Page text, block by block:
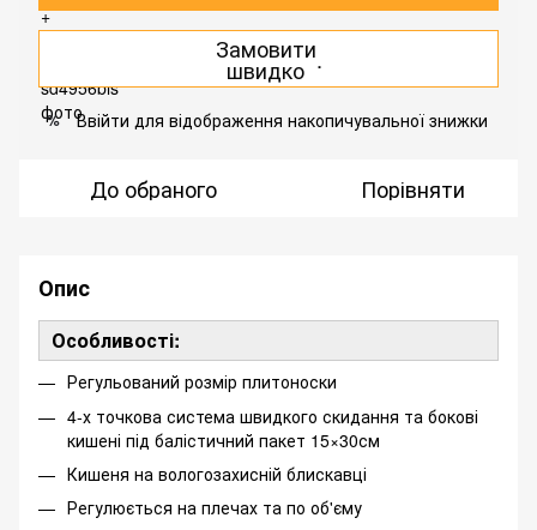
Замовити
швидко .
% Ввійти для відображення накопичувальної знижки
До обраного Порівняти
Опис
Особливості:
Регульований розмір плитоноски
4-х точкова система швидкого скидання та бокові
кишені під балістичний пакет 15×30см
Кишеня на вологозахисній блискавці
Регулюється на плечах та по об'єму